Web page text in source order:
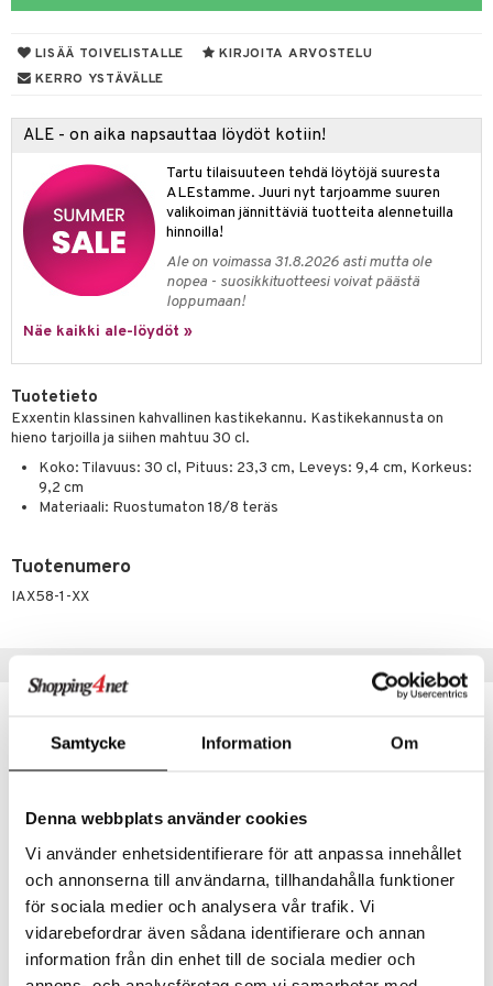
Samtycke Information Om
Denna webbplats använder cookies
Vi använder enhetsidentifierare för att anpassa innehållet
och annonserna till användarna, tillhandahålla funktioner
för sociala medier och analysera vår trafik. Vi
vidarebefordrar även sådana identifierare och annan
information från din enhet till de sociala medier och
LISÄÄ TOIVELISTALLE
KIRJOITA ARVOSTELU
KERRO YSTÄVÄLLE
ALE - on aika napsauttaa löydöt kotiin!
Tartu tilaisuuteen tehdä löytöjä suuresta
ALEstamme. Juuri nyt tarjoamme suuren
valikoiman jännittäviä tuotteita alennetuilla
hinnoilla!
Ale on voimassa 31.8.2026 asti mutta ole
nopea - suosikkituotteesi voivat päästä
loppumaan!
Näe kaikki ale-löydöt »
Tuotetieto
Exxentin klassinen kahvallinen kastikekannu. Kastikekannusta on
hieno tarjoilla ja siihen mahtuu 30 cl.
Koko: Tilavuus: 30 cl, Pituus: 23,3 cm, Leveys: 9,4 cm, Korkeus:
9,2 cm
Materiaali: Ruostumaton 18/8 teräs
Tuotenumero
IAX58-1-XX
Saatavana useana vaihtoehtona
Morris & Co Pöytätabletti
SPODE
Dian Dippikulhot 6 kpl
DORRE
tarvikkeita
tekstiilit
koristelu
Saalit
& Tyynyliinat
& Peitot
& Korit
& Veistokset
& Lyhdyt
& Hyllyt
tekstiilit
tekstiilit
tekstiilit
& Tyynyliinat
& Peitot
hyönteissuoja
& Lyhdyt
& vastauksia